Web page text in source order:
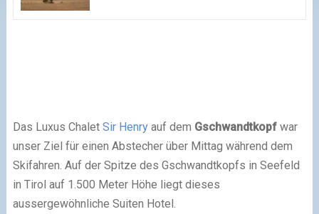
Das Luxus Chalet Sir Henryauf dem Gschwandtkopfwar
unser Ziel für einen Abstecher über Mittag während dem
Skifahren. Auf der Spitze des Gschwandtkopfs in Seefeld
in Tirol auf 1.500 Meter Höhe liegt dieses
aussergewöhnliche Suiten Hotel.